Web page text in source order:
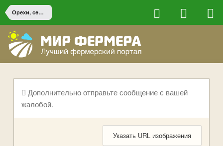
Орехи, семечки и масло
Дополнительно отправьте сообщение с вашей
жалобой.
Указать URL изображения